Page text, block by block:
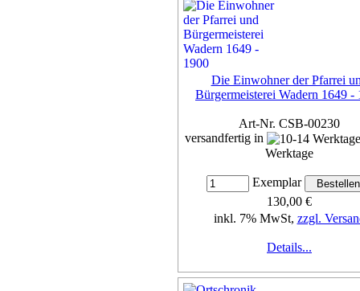
Die Einwohner der Pfarrei
Bürgermeisterei Wadern 1649 -
Art-Nr. CSB-00230
versandfertig in
Werktage
Exemplar
130,00 €
inkl. 7% MwSt, zzgl.
Details...